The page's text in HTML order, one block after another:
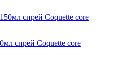
спрей Coquette core